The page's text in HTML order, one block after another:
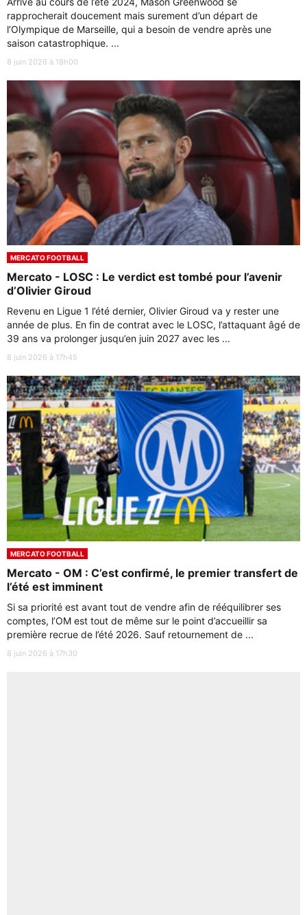
rapprocherait doucement mais surement d’un départ de
l’Olympique de Marseille, qui a besoin de vendre après une
saison catastrophique. ...
8 juin 2026 à 18h00
MERCATO FOOTBALL
Mercato - LOSC : Le verdict est tombé pour l’avenir
d’Olivier Giroud
Revenu en Ligue 1 l’été dernier, Olivier Giroud va y rester une
année de plus. En fin de contrat avec le LOSC, l’attaquant âgé de
39 ans va prolonger jusqu’en juin 2027 avec les ...
8 juin 2026 à 17h45
MERCATO FOOTBALL
Mercato - OM : C’est confirmé, le premier transfert de
l’été est imminent
Si sa priorité est avant tout de vendre afin de rééquilibrer ses
comptes, l’OM est tout de même sur le point d’accueillir sa
première recrue de l’été 2026. Sauf retournement de ...
8 juin 2026 à 17h30